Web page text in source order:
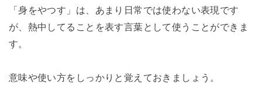
「身をやつす」は、あまり日常では使わない表現です
が、熱中してることを表す言葉として使うことができま
す。
意味や使い方をしっかりと覚えておきましょう。